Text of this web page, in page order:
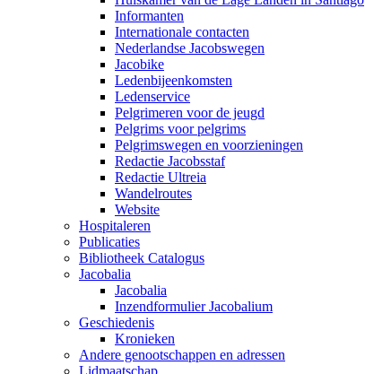
Informanten
Internationale contacten
Nederlandse Jacobswegen
Jacobike
Ledenbijeenkomsten
Ledenservice
Pelgrimeren voor de jeugd
Pelgrims voor pelgrims
Pelgrimswegen en voorzieningen
Redactie Jacobsstaf
Redactie Ultreia
Wandelroutes
Website
Hospitaleren
Publicaties
Bibliotheek Catalogus
Jacobalia
Jacobalia
Inzendformulier Jacobalium
Geschiedenis
Kronieken
Andere genootschappen en adressen
Lidmaatschap